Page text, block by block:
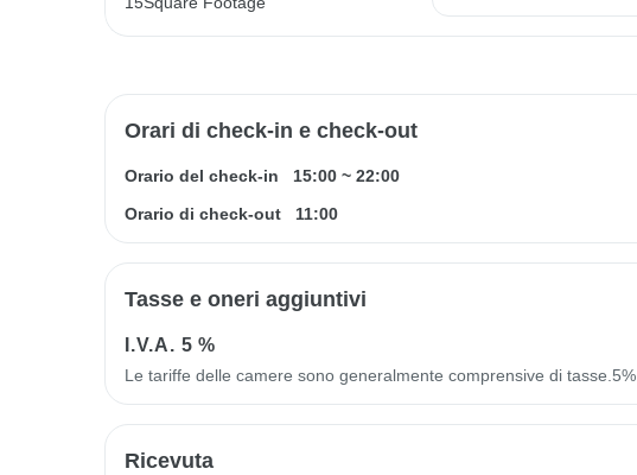
Orari di check-in e check-out
Orario del check-in 15:00 ~ 22:00
Orario di check-out
11:00
Tasse e oneri aggiuntivi
I.V.A. 5 %
Le tariffe delle camere sono generalmente comprensive di tasse.5%
Ricevuta